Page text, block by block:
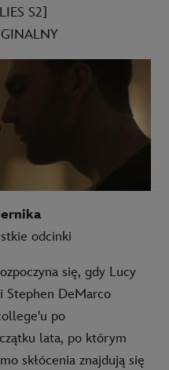
S2]
odcinki
się, gdy Lucy
Stephen DeMarco
po
lata, po którym
skłócenia znajdują się